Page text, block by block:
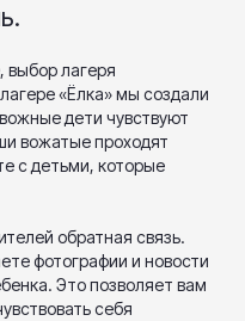
выбор лагеря
«Ёлка» мы создали
дети чувствуют
вожатые проходят
с детьми, которые
обратная связь.
фотографии и новости
Это позволяет вам
себя